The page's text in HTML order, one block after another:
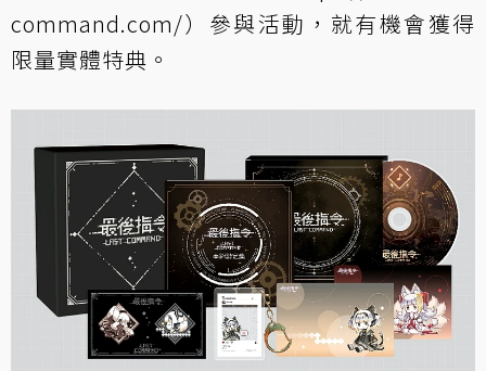
command.com/）參與活動，就有機會獲得
限量實體特典。